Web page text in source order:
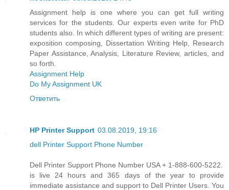
Assignment help is one where you can get full writing
services for the students. Our experts even write for PhD
students also. In which different types of writing are present:
exposition composing, Dissertation Writing Help, Research
Paper Assistance, Analysis, Literature Review, articles, and
so forth.
Assignment Help
Do My Assignment UK
Ответить
HP Printer Support 03.08.2019, 19:16
dell Printer Support Phone Number
Dell Printer Support Phone Number USA + 1-888-600-5222.
is live 24 hours and 365 days of the year to provide
immediate assistance and support to Dell Printer Users. You